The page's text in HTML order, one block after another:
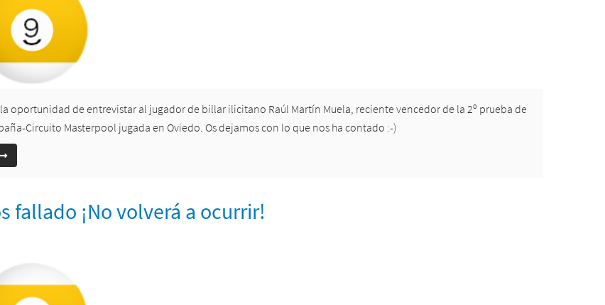
oportunidad de entrevistar al jugador de billar ilicitano Raúl Martín Muela, reciente vencedor de la 2º prueba de
Circuito Masterpool jugada en Oviedo. Os dejamos con lo que nos ha contado :-)
fallado ¡No volverá a ocurrir!